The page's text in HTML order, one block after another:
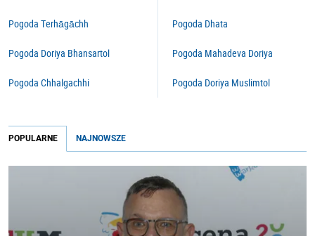
Pogoda Terhāgāchh
Pogoda Doriya Bhansartol
Pogoda Chhalgachhi
Pogoda Dhata
Pogoda Mahadeva Doriya
Pogoda Doriya Muslimtol
POPULARNE NAJNOWSZE